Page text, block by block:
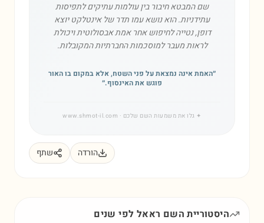
שם המבטא חיבור בין עולמות עתיקים לתפיסות
עתידניות. הוא נושא עמו תדר של אינטלקט יוצא
דופן, נטייה לחיפוש אחר אמת אבסולוטית ויכולת
לראות מעבר למוסכמות החברתיות המקובלות.
״האמת אינה נמצאת על פני השטח, אלא במקום בו האור
פוגש את האינסוף.״
✦ גלו את משמעות השם שלכם · www.shmot-il.com
הורדה שתף
היסטוריית השם ראאל לפי שנים